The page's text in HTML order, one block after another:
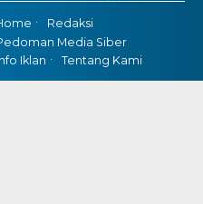
Redaksi
Media Siber
Iklan
Tentang Kami